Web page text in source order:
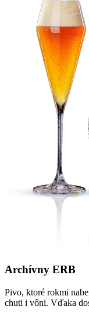
Archívny ERB
Pivo, ktoré rokmi
chuti i vôni. Vďaka